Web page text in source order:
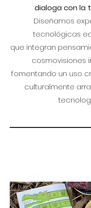
dialoga con la
Diseñamos
tecnológicas
que integran
cosmovisiones
fomentando un uso
culturalmente